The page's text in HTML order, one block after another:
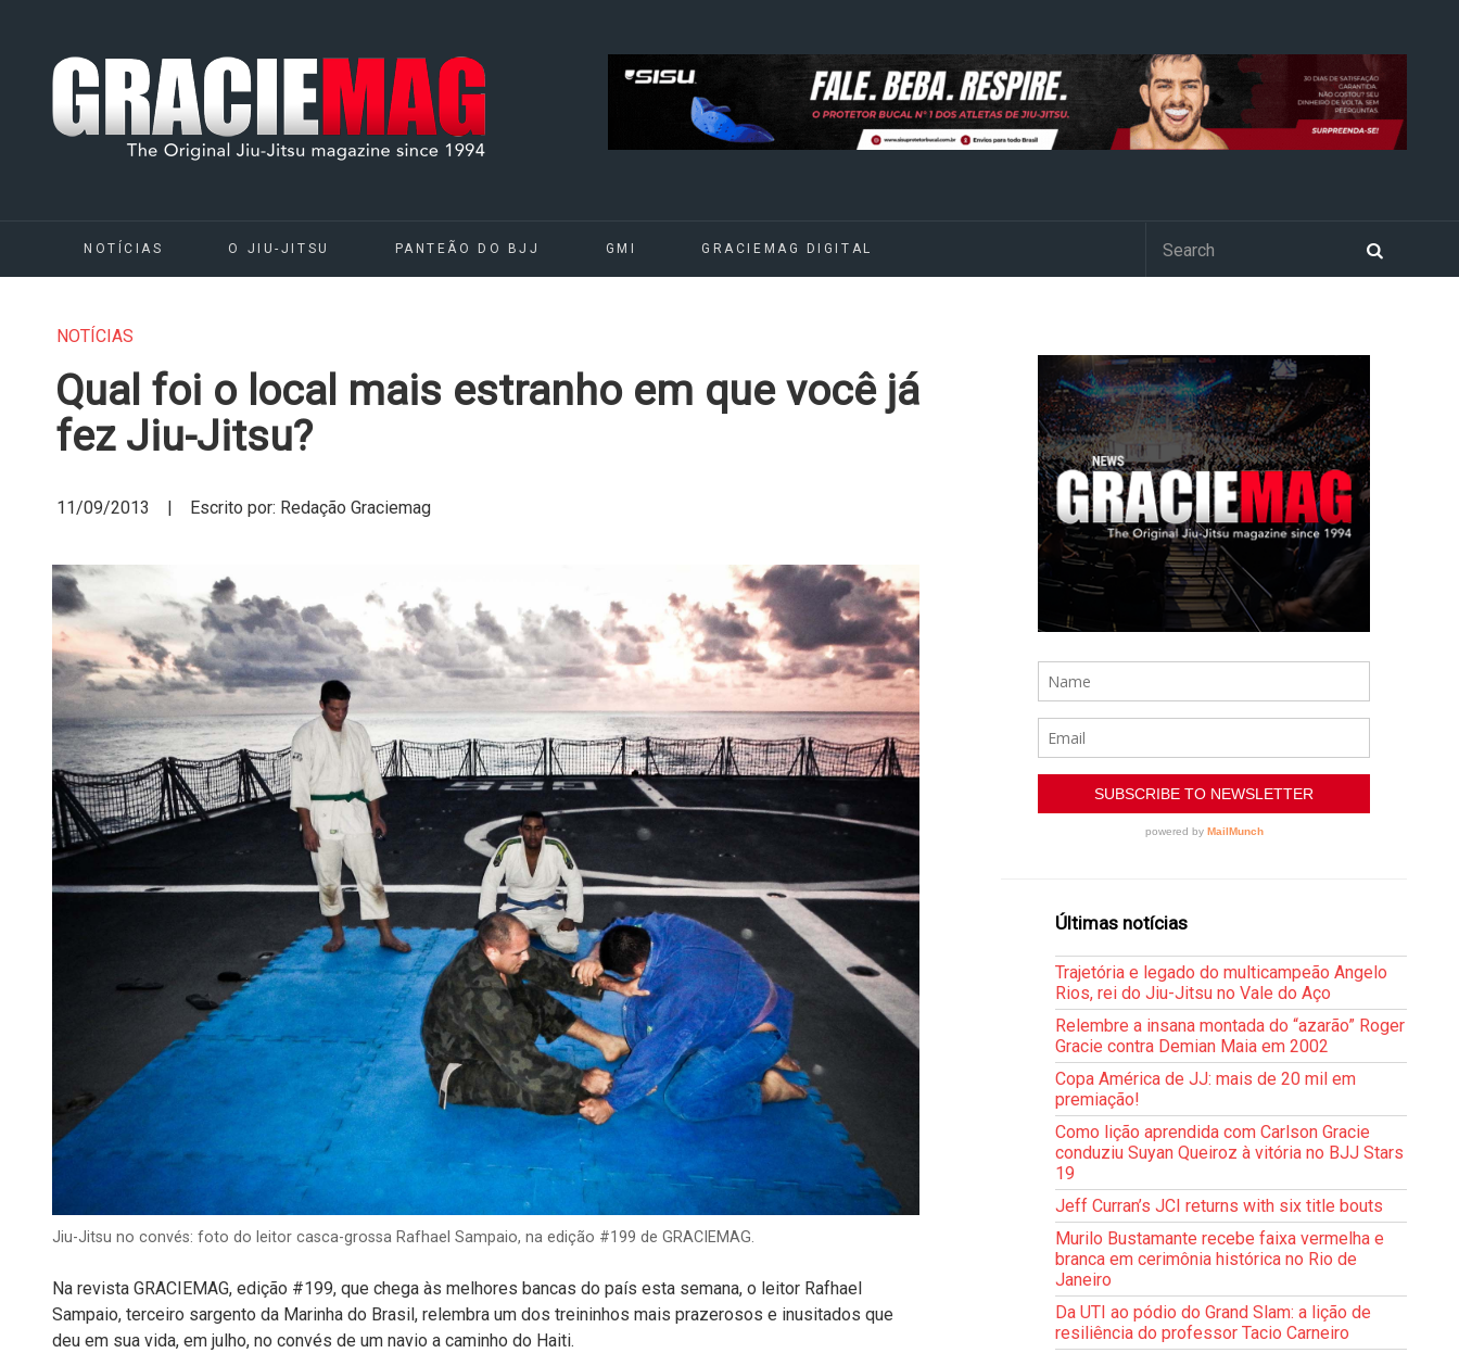
NOTÍCIAS O JIU-JITSU PANTEÃO DO BJJ GMI GRACIEMAG DIGITAL
NOTÍCIAS
Qual foi o local mais estranho em que você já
fez Jiu-Jitsu?
11/09/2013 | Escrito por: Redação Graciemag
Jiu-Jitsu no convés: foto do leitor casca-grossa Rafhael Sampaio, na edição #199 de GRACIEMAG.
Na revista GRACIEMAG, edição #199, que chega às melhores bancas do país esta semana, o leitor Rafhael
Sampaio, terceiro sargento da Marinha do Brasil, relembra um dos treininhos mais prazerosos e inusitados que
deu em sua vida, em julho, no convés de um navio a caminho do Haiti.
Últimas notícias
Trajetória e legado do multicampeão Angelo
Rios, rei do Jiu-Jitsu no Vale do Aço
Relembre a insana montada do “azarão” Roger
Gracie contra Demian Maia em 2002
Copa América de JJ: mais de 20 mil em
premiação!
Como lição aprendida com Carlson Gracie
conduziu Suyan Queiroz à vitória no BJJ Stars
19
Jeff Curran’s JCI returns with six title bouts
Murilo Bustamante recebe faixa vermelha e
branca em cerimônia histórica no Rio de
Janeiro
Da UTI ao pódio do Grand Slam: a lição de
resiliência do professor Tacio Carneiro